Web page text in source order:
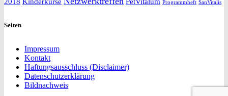
Programmheft SanVitalis
Seiten
Impressum
Kontakt
Haftungsausschluss (Disclaimer)
Datenschutzerklärung
Bildnachweis